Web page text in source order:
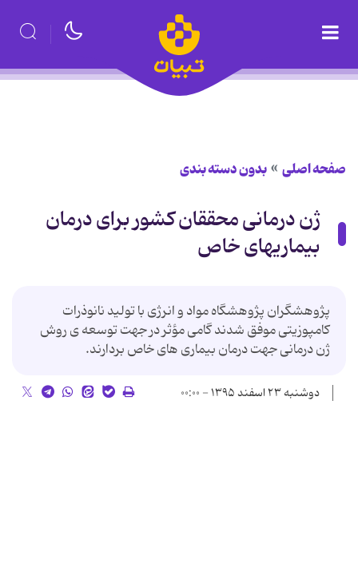
صفحه اصلی بدون دسته بندی
ژن درمانی محققان کشور برای درمان
بیماریهای خاص
پژوهشگران پژوهشگاه مواد و انرژی با تولید نانوذرات
کامپوزیتی موفق شدند گامی مؤثر در جهت توسعه ی روش
ژن درمانی جهت درمان بیماری های خاص بردارند.
دوشنبه ۲۳ اسفند ۱۳۹۵ - ۰۰:۰۰